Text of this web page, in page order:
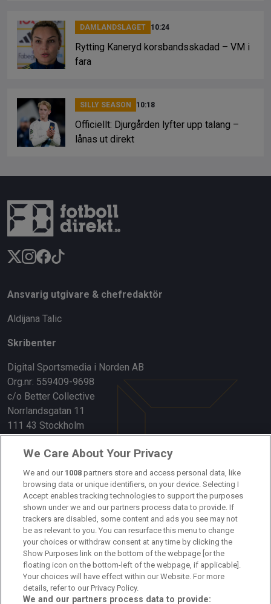
DAMLANDSLAGET 10:24
Rytting Kaneryd korsbandsskadad – VM i
fara
SILLY SEASON 10:18
Officiellt: Djurgården lyfter upp talang –
lånas ut direkt
Ansvarig utgivare & chefredaktör
Aldijana Talic
Skribenter
Digital Sportsmedia i Norden AB
Org.nr: 559409-9698
c/o Better Collective
Norrlandsgatan 11
111 43 Stockholm
Länkar
Om oss
Kontakta oss
Kundtjänst
Sponsor: Rekatochklart
Annonsera på Fotbolldirekt
Redaktionell policy
We Care About Your Privacy
We and our 1008 partners store and access personal data, like
browsing data or unique identifiers, on your device. Selecting I
Accept enables tracking technologies to support the purposes
shown under we and our partners process data to provide. If
trackers are disabled, some content and ads you see may not
be as relevant to you. You can resurface this menu to change
your choices or withdraw consent at any time by clicking the
Show Purposes link on the bottom of the webpage [or the
floating icon on the bottom-left of the webpage, if applicable].
Your choices will have effect within our Website. For more
details, refer to our Privacy Policy.
We and our partners process data to provide: